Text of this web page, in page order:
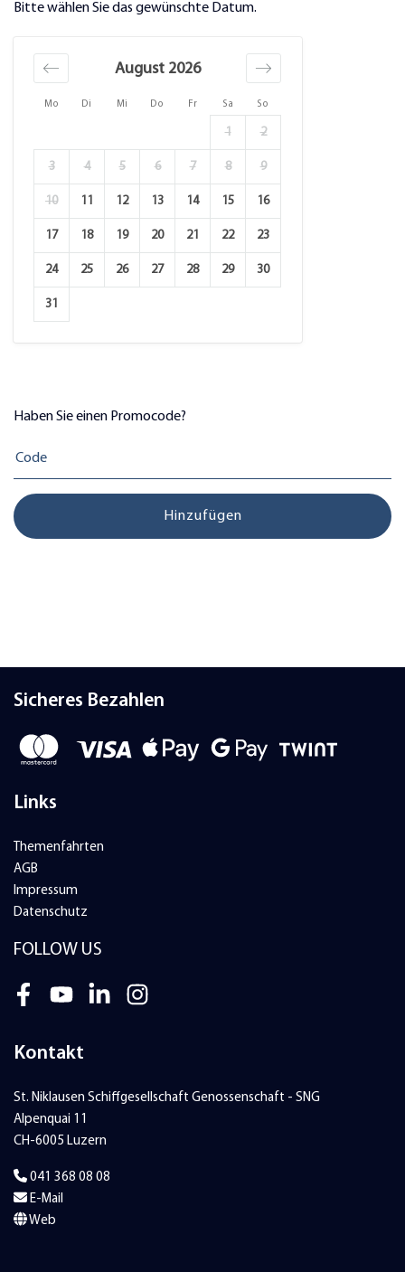
Bitte wählen Sie das gewünschte Datum.
Mo Di Mi Do Fr Sa So
August 2026
1 2
3 4 5 6 7 8 9
10 11 12 13 14 15 16
17 18 19 20 21 22 23
24 25 26 27 28 29 30
31
Haben Sie einen Promocode?
Hinzufügen
Sicheres Bezahlen
Links
Themenfahrten
AGB
Impressum
Datenschutz
FOLLOW US
FacebookYoutubeLinkedInInstagram
Kontakt
St. Niklausen Schiffgesellschaft Genossenschaft - SNG
Alpenquai 11
CH-6005 Luzern
041 368 08 08
E-Mail
Web